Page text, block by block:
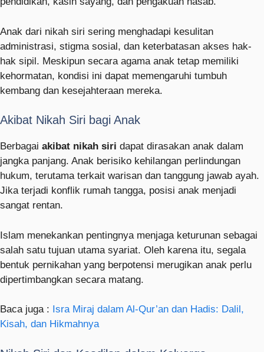
Anak dari nikah siri sering menghadapi kesulitan
administrasi, stigma sosial, dan keterbatasan akses hak-
hak sipil. Meskipun secara agama anak tetap memiliki
kehormatan, kondisi ini dapat memengaruhi tumbuh
kembang dan kesejahteraan mereka.
Akibat Nikah Siri bagi Anak
Berbagai akibat nikah siri dapat dirasakan anak dalam
jangka panjang. Anak berisiko kehilangan perlindungan
hukum, terutama terkait warisan dan tanggung jawab ayah.
Jika terjadi konflik rumah tangga, posisi anak menjadi
sangat rentan.
Islam menekankan pentingnya menjaga keturunan sebagai
salah satu tujuan utama syariat. Oleh karena itu, segala
bentuk pernikahan yang berpotensi merugikan anak perlu
dipertimbangkan secara matang.
Baca juga : Isra Miraj dalam Al-Qur’an dan Hadis: Dalil,
Kisah, dan Hikmahnya